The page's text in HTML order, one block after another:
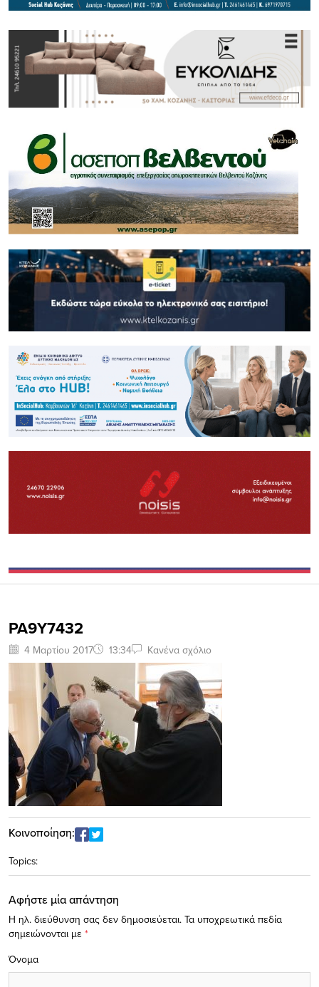
PA9Y7432
4 Μαρτίου 2017 13:34 Κανένα σχόλιο
Κοινοποίηση:
Topics:
Αφήστε μία απάντηση
Η ηλ. διεύθυνση σας δεν δημοσιεύεται. Τα υποχρεωτικά πεδία
σημειώνονται με *
Όνομα